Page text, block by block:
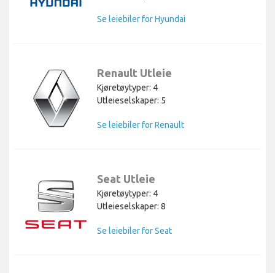
Se leiebiler for Hyundai
Renault Utleie
Kjøretøytyper: 4
Utleieselskaper: 5
Se leiebiler for Renault
Seat Utleie
Kjøretøytyper: 4
Utleieselskaper: 8
Se leiebiler for Seat